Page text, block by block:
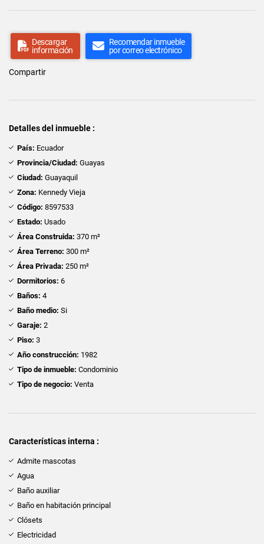
Descargar
información
Recomendar inmueble
por correo electrónico
Compartir
Detalles del inmueble :
País: Ecuador
Provincia/Ciudad: Guayas
Ciudad: Guayaquil
Zona: Kennedy Vieja
Código: 8597533
Estado: Usado
Área Construida: 370 m²
Área Terreno: 300 m²
Área Privada: 250 m²
Dormitorios: 6
Baños: 4
Baño medio: Si
Garaje: 2
Piso: 3
Año construcción: 1982
Tipo de inmueble: Condominio
Tipo de negocio: Venta
Características interna :
Admite mascotas
Agua
Baño auxiliar
Baño en habitación principal
Clósets
Electricidad